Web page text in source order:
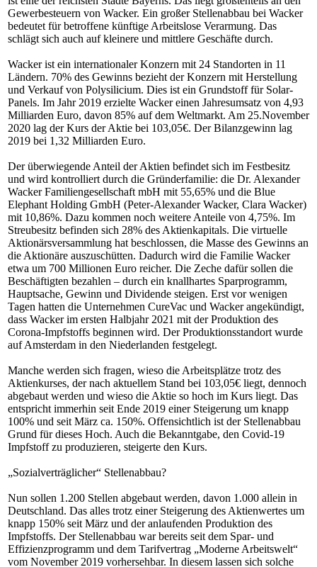
Gewerbesteuern von Wacker. Ein großer Stellenabbau bei Wacker
bedeutet für betroffene künftige Arbeitslose Verarmung. Das
schlägt sich auch auf kleinere und mittlere Geschäfte durch.
Wacker ist ein internationaler Konzern mit 24 Standorten in 11
Ländern. 70% des Gewinns bezieht der Konzern mit Herstellung
und Verkauf von Polysilicium. Dies ist ein Grundstoff für Solar-
Panels. Im Jahr 2019 erzielte Wacker einen Jahresumsatz von 4,93
Milliarden Euro, davon 85% auf dem Weltmarkt. Am 25.November
2020 lag der Kurs der Aktie bei 103,05€. Der Bilanzgewinn lag
2019 bei 1,32 Milliarden Euro.
Der überwiegende Anteil der Aktien befindet sich im Festbesitz
und wird kontrolliert durch die Gründerfamilie: die Dr. Alexander
Wacker Familiengesellschaft mbH mit 55,65% und die Blue
Elephant Holding GmbH (Peter-Alexander Wacker, Clara Wacker)
mit 10,86%. Dazu kommen noch weitere Anteile von 4,75%. Im
Streubesitz befinden sich 28% des Aktienkapitals. Die virtuelle
Aktionärsversammlung hat beschlossen, die Masse des Gewinns an
die Aktionäre auszuschütten. Dadurch wird die Familie Wacker
etwa um 700 Millionen Euro reicher. Die Zeche dafür sollen die
Beschäftigten bezahlen – durch ein knallhartes Sparprogramm,
Hauptsache, Gewinn und Dividende steigen. Erst vor wenigen
Tagen hatten die Unternehmen CureVac und Wacker angekündigt,
dass Wacker im ersten Halbjahr 2021 mit der Produktion des
Corona-Impfstoffs beginnen wird. Der Produktionsstandort wurde
auf Amsterdam in den Niederlanden festgelegt.
Manche werden sich fragen, wieso die Arbeitsplätze trotz des
Aktienkurses, der nach aktuellem Stand bei 103,05€ liegt, dennoch
abgebaut werden und wieso die Aktie so hoch im Kurs liegt. Das
entspricht immerhin seit Ende 2019 einer Steigerung um knapp
100% und seit März ca. 150%. Offensichtlich ist der Stellenabbau
Grund für dieses Hoch. Auch die Bekanntgabe, den Covid-19
Impfstoff zu produzieren, steigerte den Kurs.
„Sozialverträglicher“ Stellenabbau?
Nun sollen 1.200 Stellen abgebaut werden, davon 1.000 allein in
Deutschland. Das alles trotz einer Steigerung des Aktienwertes um
knapp 150% seit März und der anlaufenden Produktion des
Impfstoffs. Der Stellenabbau war bereits seit dem Spar- und
Effizienzprogramm und dem Tarifvertrag „Moderne Arbeitswelt“
vom November 2019 vorhersehbar. In diesem lassen sich solche